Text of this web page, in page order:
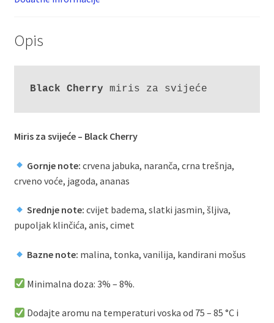
Opis
Black Cherry miris za svijeće
Miris za svijeće – Black Cherry
Gornje note: crvena jabuka, naranča, crna trešnja,
crveno voće, jagoda, ananas
Srednje note: cvijet badema, slatki jasmin, šljiva,
pupoljak klinčića, anis, cimet
Bazne note: malina, tonka, vanilija, kandirani mošus
Minimalna doza: 3% – 8%.
Dodajte aromu na temperaturi voska od 75 – 85 °C i